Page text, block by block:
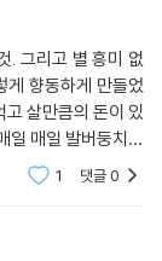
. 그리고 별 흥미 없
게 향동하게 만들었
살만큼의 돈이 있
일 매일 발버둥치고
가? 그 질문에 대
1 댓글0